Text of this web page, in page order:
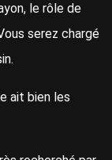
le rôle de
serez chargé
ait bien les